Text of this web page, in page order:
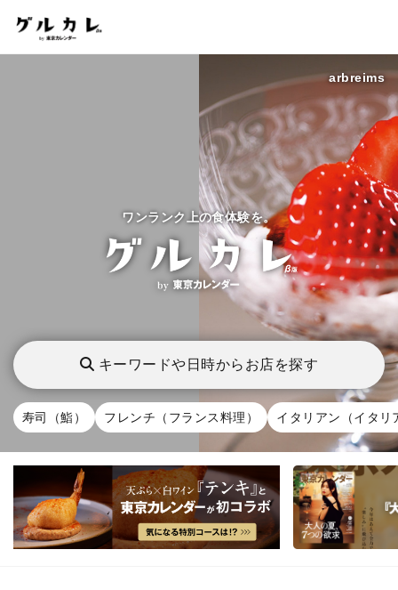
arbreims
ワンランク上の食体験を。
キーワードや日時からお店を探す
寿司（鮨） フレンチ（フランス料理） イタリアン（イタリ